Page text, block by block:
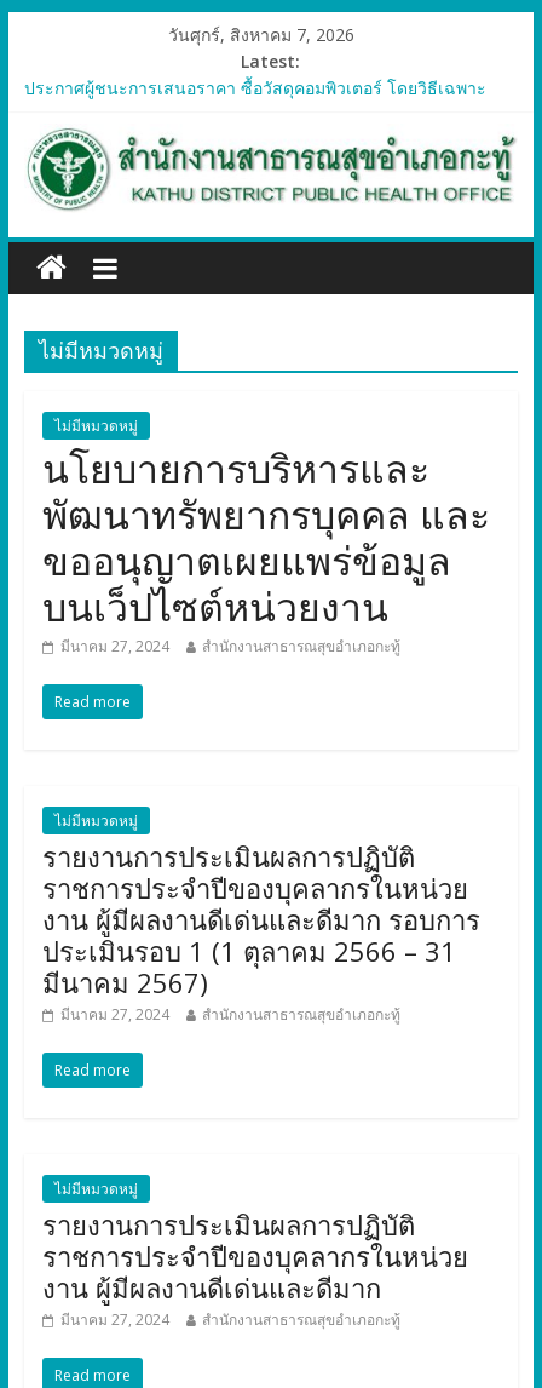
วันศุกร์, สิงหาคม 7, 2026
Latest:
ประกาศผู้ชนะการเสนอราคา ซื้อวัสดุคอมพิวเตอร์ โดยวิธีเฉพาะ
ประกาศผู้ชนะการเสนอราคา จัดซื้อวัสดุทางการแพทย์สำหรับ
โครงการป้องกันควบคุมโรคติดต่อและภัยสุขภาพในแรงงานต่างด้าว
อำเภอกะทู้ ปี 2569
เจาะจง
ประกาศผู้ชนะการเสนอรา ซื้อวัสดุงานบ้านงานครัว โดยวิธีเฉพาะ
เจาะจง
ประกาศผู้ชนะการเสนอราคา ซื้อวัสดุสำนักงาน โดยวิธีเฉพาะ
เจาะจง
ไม่มีหมวดหมู่
ไม่มีหมวดหมู่
นโยบายการบริหารและ
พัฒนาทรัพยากรบุคคล และ
ขออนุญาตเผยแพร่ข้อมูล
บนเว็ปไซต์หน่วยงาน
มีนาคม 27, 2024 สำนักงานสาธารณสุขอำเภอกะทู้
Read more
ไม่มีหมวดหมู่
รายงานการประเมินผลการปฏิบัติ
ราชการประจำปีของบุคลากรในหน่วย
งาน ผู้มีผลงานดีเด่นและดีมาก รอบการ
ประเมินรอบ 1 (1 ตุลาคม 2566 – 31
มีนาคม 2567)
มีนาคม 27, 2024 สำนักงานสาธารณสุขอำเภอกะทู้
Read more
ไม่มีหมวดหมู่
รายงานการประเมินผลการปฏิบัติ
ราชการประจำปีของบุคลากรในหน่วย
งาน ผู้มีผลงานดีเด่นและดีมาก
มีนาคม 27, 2024 สำนักงานสาธารณสุขอำเภอกะทู้
Read more